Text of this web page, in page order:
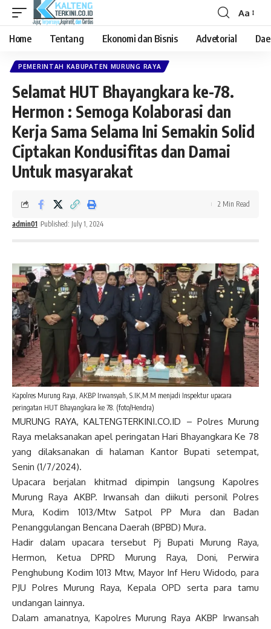
Font
Resizer
Aa
Home Tentang Ekonomi dan Bisnis Advetorial
PEMERINTAH KABUPATEN MURUNG RAYA
Selamat HUT Bhayangkara ke-78.
Hermon : Semoga Kolaborasi dan
Kerja Sama Selama Ini Semakin Solid
Ciptakan Kondusifitas dan Damai
Untuk masyarakat
admin01 Published: July 1, 2024
2 Min Read
Kapolres Murung Raya, AKBP Irwansyah, S.IK,M.M menjadi Inspektur upacara
peringatan HUT Bhayangkara ke 78. (foto/Hendra)
MURUNG RAYA, KALTENGTERKINI.CO.ID – Polres Murung
Raya melaksanakan apel peringatan Hari Bhayangkara Ke 78
yang dilaksanakan di halaman Kantor Bupati setempat,
Senin (1/7/2024).
Upacara berjalan khitmad dipimpin langsung Kapolres
Murung Raya AKBP. Irwansah dan diikuti personil Polres
Mura, Kodim 1013/Mtw Satpol PP Mura dan Badan
Penanggulangan Bencana Daerah (BPBD) Mura.
Hadir dalam upacara tersebut Pj Bupati Murung Raya,
Hermon, Ketua DPRD Murung Raya, Doni, Perwira
Penghubung Kodim 1013 Mtw, Mayor Inf Heru Widodo, para
PJU Polres Murung Raya, Kepala OPD serta para tamu
undangan lainnya.
Dalam amanatnya, Kapolres Murung Raya AKBP Irwansah